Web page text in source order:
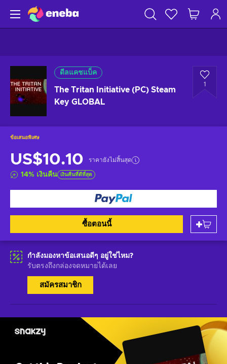
ดีลแคชแบ็ค
The Tritan Initiative (PC) Steam
Key GLOBAL
1
ข้อเสนอพิเศษ
US$10.10 ราคายังไม่สิ้นสุด
14% เงินคืน เงินคืนที่ดีที่สุด
ซื้อตอนนี้
กำลังมองหาข้อเสนอดีๆ อยู่ใช่ไหม?
รับตรงถึงกล่องจดหมายได้เลย
สมัครสมาชิก